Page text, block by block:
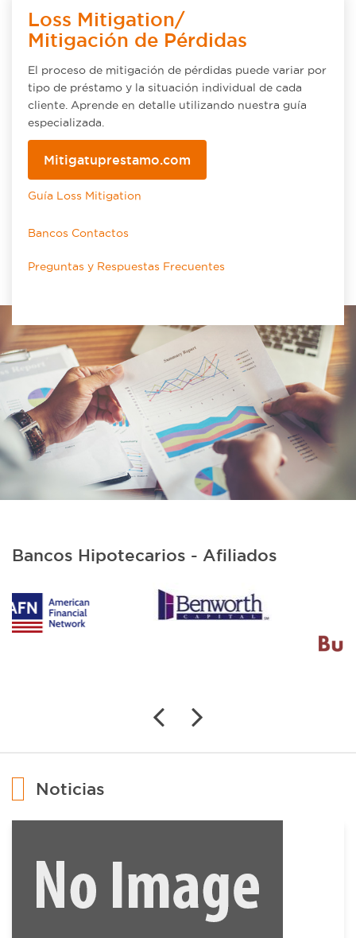
Loss Mitigation/
Mitigación de Pérdidas
El proceso de mitigación de pérdidas puede variar por
tipo de préstamo y la situación individual de cada
cliente. Aprende en detalle utilizando nuestra guía
especializada.
Mitigatuprestamo.com
Guía Loss Mitigation
Bancos Contactos
Preguntas y Respuestas Frecuentes
Bancos Hipotecarios - Afiliados
Noticias